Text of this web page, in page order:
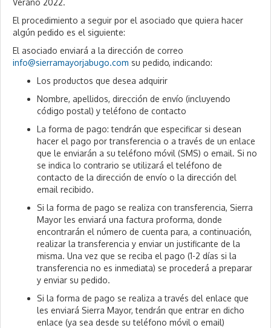
El procedimiento a seguir por el asociado que quiera hacer
algún pedido es el siguiente:
El asociado enviará a la dirección de correo
info@sierramayorjabugo.com su pedido, indicando:
Los productos que desea adquirir
Nombre, apellidos, dirección de envío (incluyendo
código postal) y teléfono de contacto
La forma de pago: tendrán que especificar si desean
hacer el pago por transferencia o a través de un enlace
que le enviarán a su teléfono móvil (SMS) o email. Si no
se indica lo contrario se utilizará el teléfono de
contacto de la dirección de envío o la dirección del
email recibido.
Si la forma de pago se realiza con transferencia, Sierra
Mayor les enviará una factura proforma, donde
encontrarán el número de cuenta para, a continuación,
realizar la transferencia y enviar un justificante de la
misma. Una vez que se reciba el pago (1-2 días si la
transferencia no es inmediata) se procederá a preparar
y enviar su pedido.
Si la forma de pago se realiza a través del enlace que
les enviará Sierra Mayor, tendrán que entrar en dicho
enlace (ya sea desde su teléfono móvil o email)